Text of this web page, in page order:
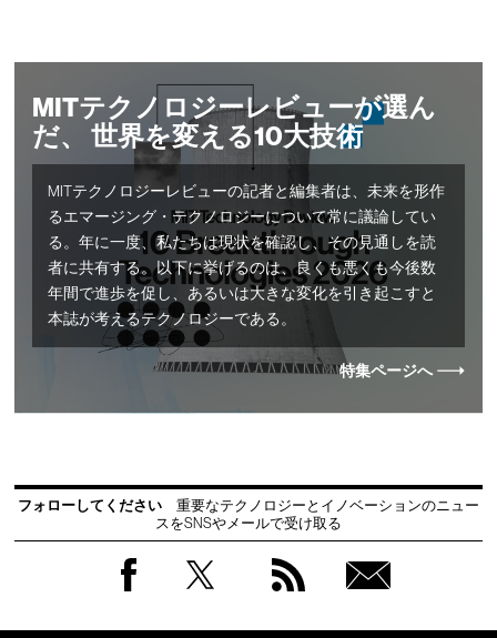
MITテクノロジーレビューが選ん
だ、 世界を変える10大技術
MITテクノロジーレビューの記者と編集者は、未来を形作
るエマージング・テクノロジーについて常に議論してい
る。年に一度、私たちは現状を確認し、その見通しを読
者に共有する。以下に挙げるのは、良くも悪くも今後数
年間で進歩を促し、あるいは大きな変化を引き起こすと
本誌が考えるテクノロジーである。
特集ページへ
フォローしてください
重要なテクノロジーとイノベーションのニュー
スをSNSやメールで受け取る